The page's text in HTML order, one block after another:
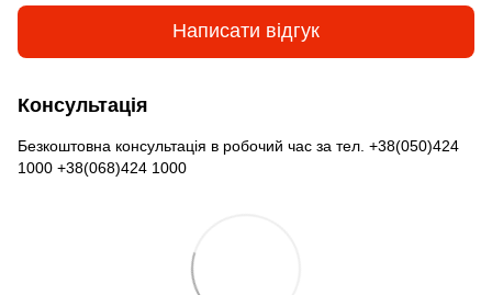
Написати відгук
Консультація
Безкоштовна консультація в робочий час за тел. +38(050)424
1000 +38(068)424 1000